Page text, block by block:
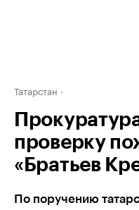
Татарстан
проверку
«Братьев
По поручению